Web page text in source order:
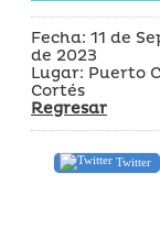
Fecha: 11 de
de 2023
Lugar: Puerto
Cortés
Regresar
Twitter